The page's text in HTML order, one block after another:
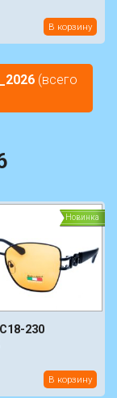
В корзину
(всего
Новинка
230
В корзину